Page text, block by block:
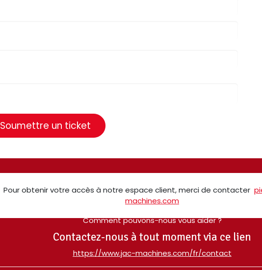
Soumettre un ticket
Pour obtenir votre accès à notre espace client, merci de contacter
machines.com
Comment pouvons-nous vous aider ?
Contactez-nous à tout moment via ce lien
​https://www.jac-machines.com/fr/contact